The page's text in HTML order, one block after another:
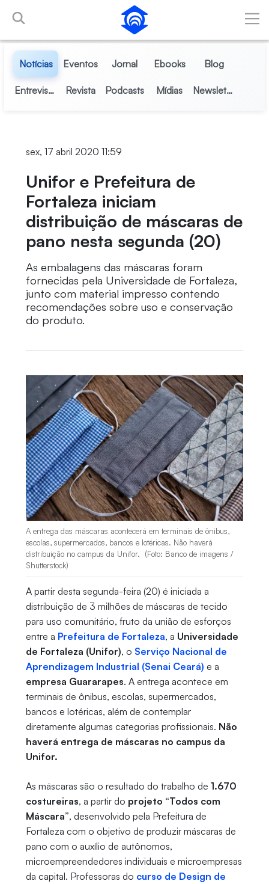
Pular para o Conteúdo principal
Notícias Eventos Jornal Ebooks Blog
Entrevistas Revista Podcasts Mídias Newsletter
sex, 17 abril 2020 11:59
Unifor e Prefeitura de
Fortaleza iniciam
distribuição de máscaras de
pano nesta segunda (20)
As embalagens das máscaras foram
fornecidas pela Universidade de Fortaleza,
junto com material impresso contendo
recomendações sobre uso e conservação
do produto.
A entrega das máscaras acontecerá em terminais de ônibus,
escolas, supermercados, bancos e lotéricas. Não haverá
distribuição no campus da Unifor. (Foto: Banco de imagens /
Shutterstock)
A partir desta segunda-feira (20) é iniciada a
distribuição de 3 milhões de máscaras de tecido
para uso comunitário, fruto da união de esforços
entre a Prefeitura de Fortaleza, a Universidade
de Fortaleza (Unifor), o Serviço Nacional de
Aprendizagem Industrial (Senai Ceará) e a
empresa Guararapes. A entrega acontece em
terminais de ônibus, escolas, supermercados,
bancos e lotéricas, além de contemplar
diretamente algumas categorias profissionais. Não
haverá entrega de máscaras no campus da
Unifor.
As máscaras são o resultado do trabalho de 1.670
costureiras, a partir do projeto “Todos com
Máscara”, desenvolvido pela Prefeitura de
Fortaleza com o objetivo de produzir máscaras de
pano com o auxílio de autônomos,
microempreendedores individuais e microempresas
da capital. Professoras do curso de Design de